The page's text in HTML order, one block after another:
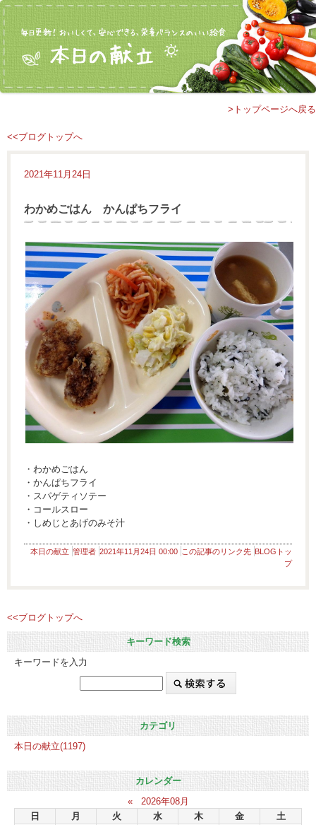
>トップページへ戻る
<<ブログトップへ
2021年11月24日
わかめごはん かんぱちフライ
・わかめごはん
・かんぱちフライ
・スパゲティソテー
・コールスロー
・しめじとあげのみそ汁
本日の献立 管理者 2021年11月24日 00:00 この記事のリンク先 BLOGトッ
プ
<<ブログトップへ
キーワード検索
キーワードを入力
カテゴリ
本日の献立(1197)
カレンダー
«
2026年08月
日
月 火 水 木 金
土